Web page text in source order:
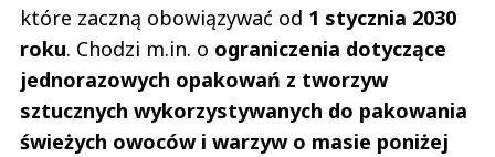
które zaczną obowiązywać od 1 stycznia 2030
roku. Chodzi m.in. o ograniczenia dotyczące
jednorazowych opakowań z tworzyw
sztucznych wykorzystywanych do pakowania
świeżych owoców i warzyw o masie poniżej